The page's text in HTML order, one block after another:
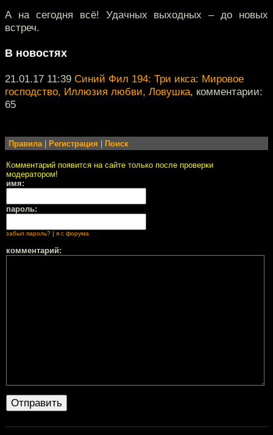
А на сегодня всё! Удачных выходных – до новых
встреч.
В новостях
21.01.17 11:39 Синий Фил 194: Три икса: Мировое
господство, Иллюзия любви, Ловушка, комментарии:
65
Правила| Регистрация Поиск
Комментарий появится на сайте только после проверки
модератором!
имя:
пароль:
забыл пароль? | я с форума
комментарий: